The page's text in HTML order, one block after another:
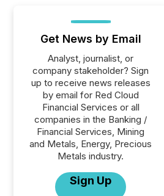
Get News by Email
Analyst, journalist, or
company stakeholder? Sign
up to receive news releases
by email for Red Cloud
Financial Services or all
companies in the Banking /
Financial Services, Mining
and Metals, Energy, Precious
Metals industry.
Sign Up